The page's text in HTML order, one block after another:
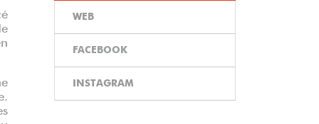
WEB
FACEBOOK
INSTAGRAM